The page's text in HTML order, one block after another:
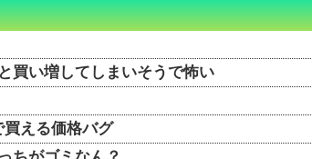
買い増してしまいそうで怖い
買える価格バグ